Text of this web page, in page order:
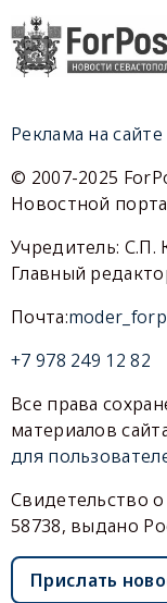
Реклама на сайте
© 2007-2025
Новостной
Учредитель: С.П.
Главный
Почта:
+7 978 249 12 82
Все права
материалов
для
Свидетельство
58738, выдано
Прислать